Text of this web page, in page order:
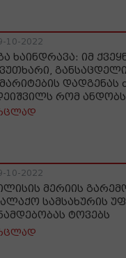
10-2022
ხაინდრავა: იმ
დადგენას
რომ ანდობს
10-2022
მერიის
სამსახურის
ტოვებს